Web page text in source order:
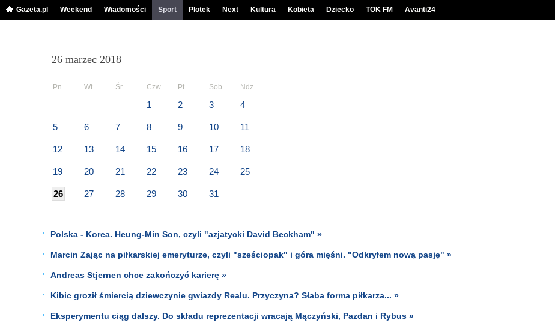
Gazeta.pl Weekend Wiadomości Sport Plotek Next Kultura Kobieta Dziecko TOK FM Avanti24
26 marzec 2018
Pn Wt Śr Czw Pt Sob Ndz
1 2 3 4
5 6 7 8 9 10 11
12 13 14 15 16 17 18
19 20 21 22 23 24 25
26 27 28 29 30 31
Polska - Korea. Heung-Min Son, czyli "azjatycki David Beckham" »
Marcin Zając na piłkarskiej emeryturze, czyli "sześciopak" i góra mięśni. "Odkryłem nową pasję" »
Andreas Stjernen chce zakończyć karierę »
Kibic groził śmiercią dziewczynie gwiazdy Realu. Przyczyna? Słaba forma piłkarza... »
Eksperymentu ciąg dalszy. Do składu reprezentacji wracają Mączyński, Pazdan i Rybus »